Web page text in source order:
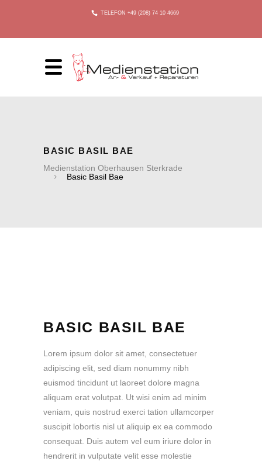
TELEFON +49 (208) 74 10 4669
BASIC BASIL BAE
Medienstation Oberhausen Sterkrade
Basic Basil Bae
BASIC BASIL BAE
Lorem ipsum dolor sit amet, consectetuer
adipiscing elit, sed diam nonummy nibh
euismod tincidunt ut laoreet dolore magna
aliquam erat volutpat. Ut wisi enim ad minim
veniam, quis nostrud exerci tation ullamcorper
suscipit lobortis nisl ut aliquip ex ea commodo
consequat. Duis autem vel eum iriure dolor in
hendrerit in vulputate velit esse molestie